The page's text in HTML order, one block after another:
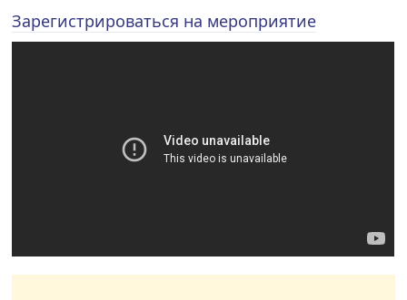
Зарегистрироваться на мероприятие